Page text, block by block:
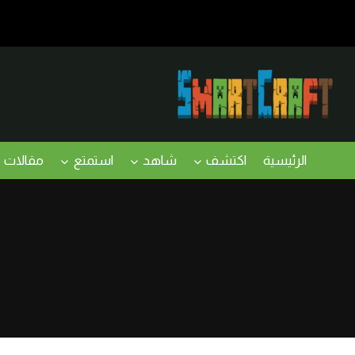
الرئيسية اكتشف شاهد استمتع مقالات